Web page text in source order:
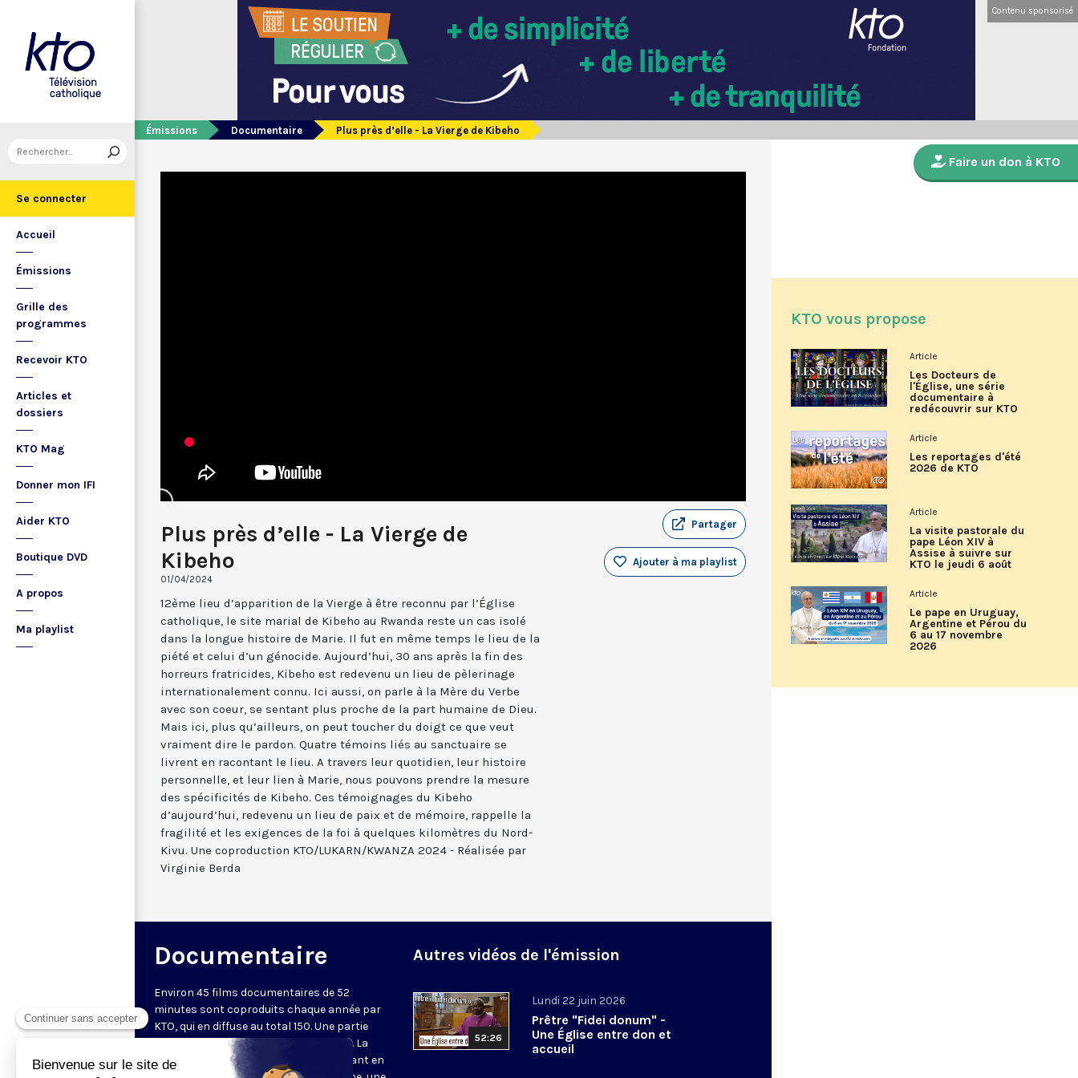
Se connecter
Accueil
Émissions
Grille des
programmes
Recevoir KTO
Articles et
dossiers
KTO Mag
Donner mon IFI
Aider KTO
Boutique DVD
A propos
Ma playlist
Contenu sponsorisé
Émissions Documentaire Plus près d’elle - La Vierge de Kibeho
Plus près d’elle - La Vierge de
Kibeho
01/04/2024
Partager
Ajouter à ma playlist
12ème lieu d’apparition de la Vierge à être reconnu par l’Église
catholique, le site marial de Kibeho au Rwanda reste un cas isolé
dans la longue histoire de Marie. Il fut en même temps le lieu de la
piété et celui d’un génocide. Aujourd’hui, 30 ans après la fin des
horreurs fratricides, Kibeho est redevenu un lieu de pèlerinage
internationalement connu. Ici aussi, on parle à la Mère du Verbe
avec son coeur, se sentant plus proche de la part humaine de Dieu.
Mais ici, plus qu’ailleurs, on peut toucher du doigt ce que veut
vraiment dire le pardon. Quatre témoins liés au sanctuaire se
livrent en racontant le lieu. A travers leur quotidien, leur histoire
personnelle, et leur lien à Marie, nous pouvons prendre la mesure
des spécificités de Kibeho. Ces témoignages du Kibeho
d’aujourd’hui, redevenu un lieu de paix et de mémoire, rappelle la
fragilité et les exigences de la foi à quelques kilomètres du Nord-
Kivu. Une coproduction KTO/LUKARN/KWANZA 2024 - Réalisée par
Virginie Berda
Documentaire
Environ 45 films documentaires de 52
minutes sont coproduits chaque année par
KTO, qui en diffuse au total 150. Une partie
d'entre eux est disponible sur Internet. La
chaîne privilégie des documents mettant en
Autres vidéos de l'émission
52:26
Lundi 22 juin 2026
Prêtre "Fidei donum" -
Une Église entre don et
accueil
Faire un don à KTO
KTO vous propose
Article
Les Docteurs de
l'Église, une série
documentaire à
redécouvrir sur KTO
Article
Les reportages d'été
2026 de KTO
Article
La visite pastorale du
pape Léon XIV à
Assise à suivre sur
KTO le jeudi 6 août
Article
Le pape en Uruguay,
Argentine et Pérou du
6 au 17 novembre
2026